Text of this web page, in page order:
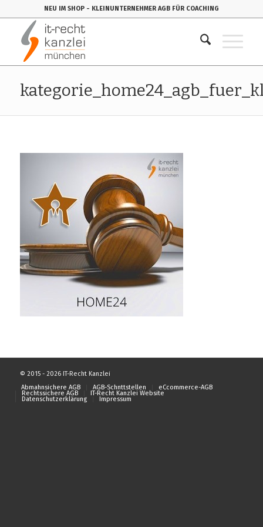
NEU IM SHOP - KLEINUNTERNEHMER AGB FÜR COACHING
© 2015 - 2026 IT-Recht Kanzlei
Abmahnsichere AGB
AGB-Schnttstellen eCcommerce-AGB
Rechtssichere AGB IT-Recht Kanzlei Website
Datenschutzerklärung Impressum